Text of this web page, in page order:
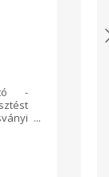
-